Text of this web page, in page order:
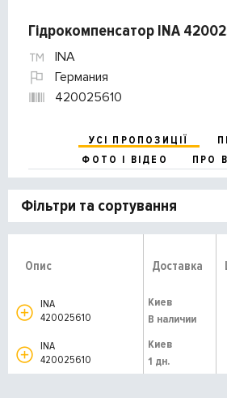
Гідрокомпенсатор INA
INA
Германия
420025610
УСІ ПРОПОЗИЦІЇ
ФОТО І ВІДЕО
ПРО
Фільтри та сортування
Опис Доставка
INA
420025610
Киев
В наличии
INA
420025610
Киев
1 дн.